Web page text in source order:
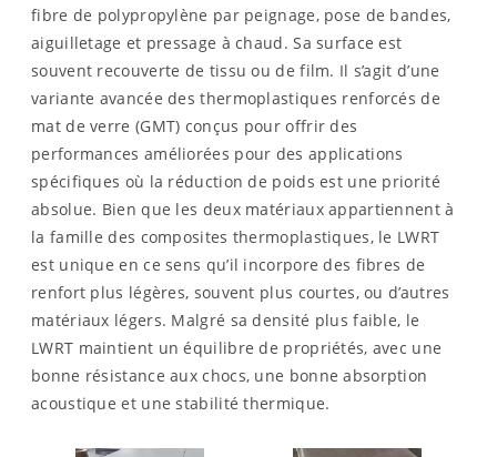
fibre de polypropylène par peignage, pose de bandes,
aiguilletage et pressage à chaud. Sa surface est
souvent recouverte de tissu ou de film. Il s’agit d’une
variante avancée des thermoplastiques renforcés de
mat de verre (GMT) conçus pour offrir des
performances améliorées pour des applications
spécifiques où la réduction de poids est une priorité
absolue. Bien que les deux matériaux appartiennent à
la famille des composites thermoplastiques, le LWRT
est unique en ce sens qu’il incorpore des fibres de
renfort plus légères, souvent plus courtes, ou d’autres
matériaux légers. Malgré sa densité plus faible, le
LWRT maintient un équilibre de propriétés, avec une
bonne résistance aux chocs, une bonne absorption
acoustique et une stabilité thermique.